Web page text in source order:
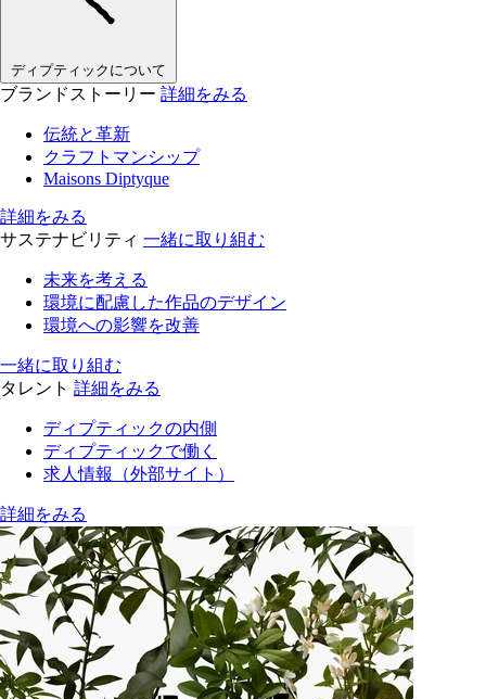
ディプティックについて
ブランドストーリー 詳細をみる
伝統と革新
クラフトマンシップ
Maisons Diptyque
詳細をみる
サステナビリティ 一緒に取り組む
未来を考える
環境に配慮した作品のデザイン
環境への影響を改善
一緒に取り組む
タレント 詳細をみる
ディプティックの内側
ディプティックで働く
求人情報（外部サイト）
詳細をみる